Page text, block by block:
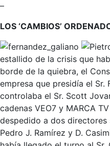
–
LOS ‘CAMBIOS’
estallido de la crisis que
borde de la quiebra, el
empresa que presidía el Sr.
controlaba el Sr. Scott
cadenas VEO7 y MARCA
despedido a dos directores
Pedro J. Ramírez y D.